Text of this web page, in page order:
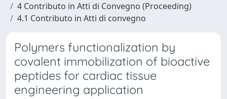
4 Contributo in Atti di Convegno (Proceeding)
4.1 Contributo in Atti di convegno
Polymers functionalization by
covalent immobilization of bioactive
peptides for cardiac tissue
engineering application